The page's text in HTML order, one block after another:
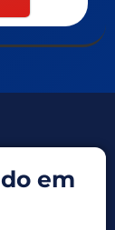
em